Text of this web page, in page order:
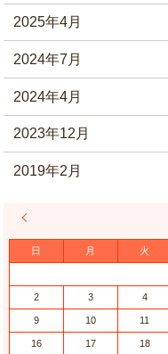
2025年4月
2024年7月
2024年4月
2023年12月
2019年2月
日 月 火
2 3 4
9 10 11
16 17 18